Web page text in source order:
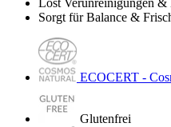
Löst Verunreinigungen
Sorgt für Balance &
ECOCERT -
Glutenfrei